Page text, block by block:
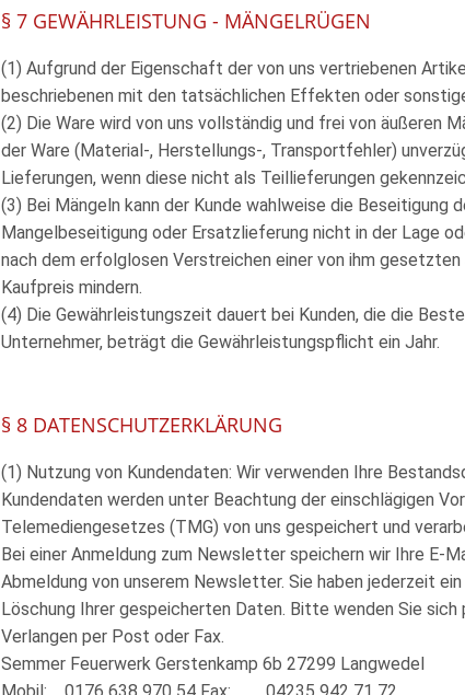
§ 7 GEWÄHRLEISTUNG - MÄNGELRÜGEN
(1) Aufgrund der Eigenschaft der von uns vertriebenen
beschriebenen mit den tatsächlichen Effekten oder
(2) Die Ware wird von uns vollständig und frei von äußeren
der Ware (Material-, Herstellungs-, Transportfehler)
Lieferungen, wenn diese nicht als Teillieferungen
(3) Bei Mängeln kann der Kunde wahlweise die Beseitigung
Mangelbeseitigung oder Ersatzlieferung nicht in der Lage
nach dem erfolglosen Verstreichen einer von ihm
Kaufpreis mindern.
(4) Die Gewährleistungszeit dauert bei Kunden, die die
Unternehmer, beträgt die Gewährleistungspflicht ein Jahr.
§ 8 DATENSCHUTZERKLÄRUNG
(1) Nutzung von Kundendaten: Wir verwenden Ihre
Kundendaten werden unter Beachtung der einschlägigen
Telemediengesetzes (TMG) von uns gespeichert und
Bei einer Anmeldung zum Newsletter speichern wir Ihre E-
Abmeldung von unserem Newsletter. Sie haben jederzeit
Löschung Ihrer gespeicherten Daten. Bitte wenden Sie sich
Verlangen per Post oder Fax.
Semmer Feuerwerk Gerstenkamp 6b 27299 Langwedel